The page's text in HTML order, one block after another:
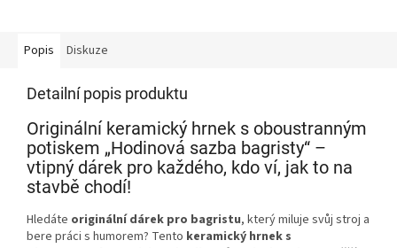
Popis Diskuze
Detailní popis produktu
Originální keramický hrnek s oboustranným
potiskem „Hodinová sazba bagristy“ –
vtipný dárek pro každého, kdo ví, jak to na
stavbě chodí!
Hledáte originální dárek pro bagristu, který miluje svůj stroj a
bere práci s humorem? Tento keramický hrnek s